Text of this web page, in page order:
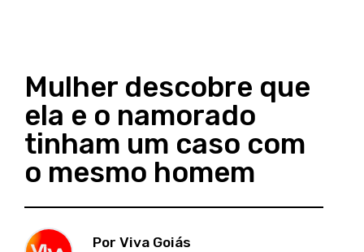
Mulher descobre que
ela e o namorado
tinham um caso com
o mesmo homem
Por Viva Goiás